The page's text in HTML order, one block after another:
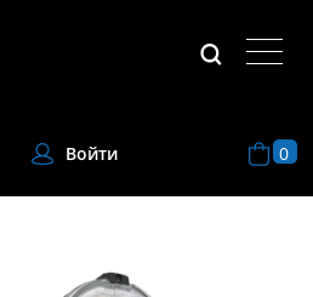
Войти 0